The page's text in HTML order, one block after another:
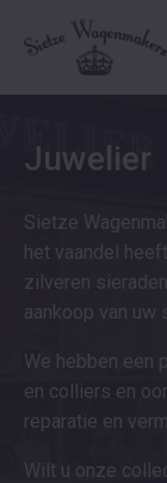
Juwelier
Sietze
het vaandel
zilveren
aankoop van uw
We hebben een
en colliers en
reparatie en
Wilt u onze